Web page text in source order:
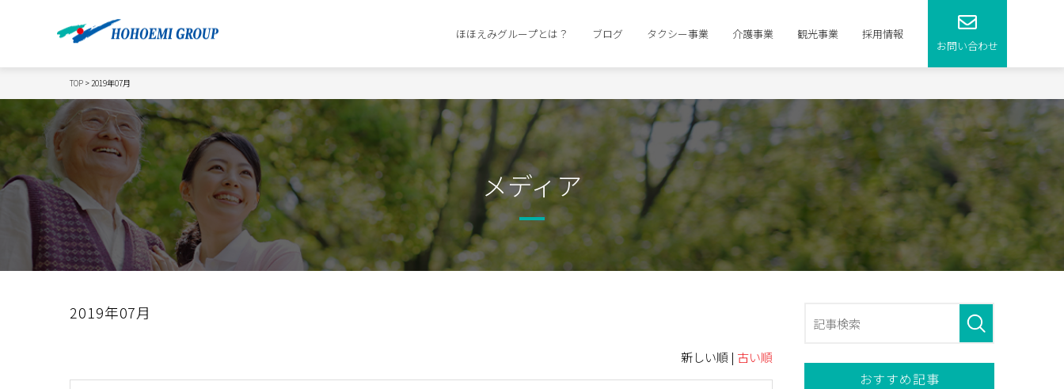
ほほえみグループとは？ ブログ タクシー事業 介護事業 観光事業 採用情報
お問い合わせ
TOP > 2019年07月
メディア
2019年07月
新しい順 | 古い順
おすすめ記事